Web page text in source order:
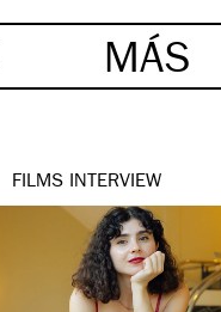
MÁS
FILMS INTERVIEW